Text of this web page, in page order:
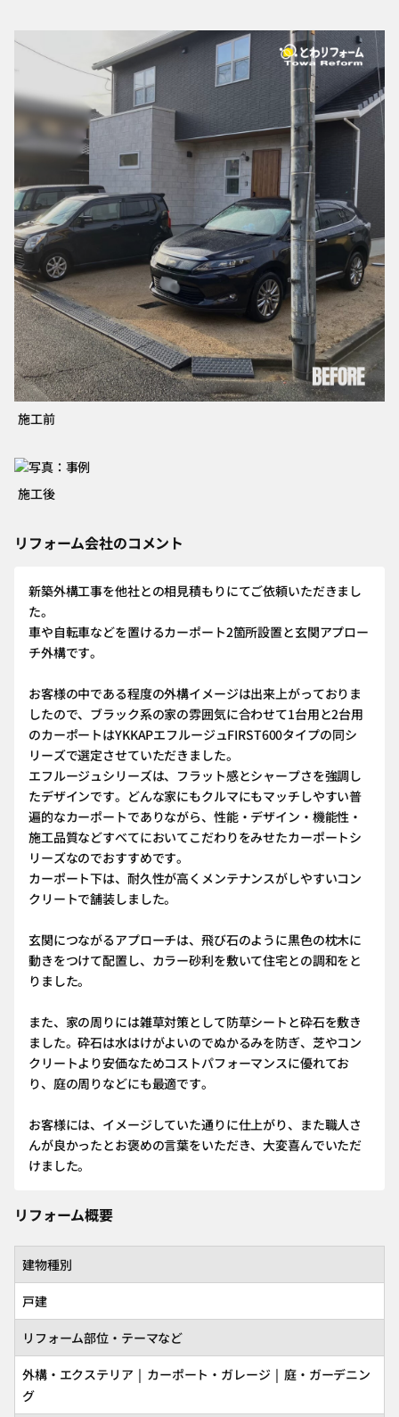
施工前
施工後
リフォーム会社のコメント
新築外構工事を他社との相見積もりにてご依頼いただきまし
た。
車や自転車などを置けるカーポート2箇所設置と玄関アプロー
チ外構です。
お客様の中である程度の外構イメージは出来上がっておりま
したので、ブラック系の家の雰囲気に合わせて1台用と2台用
のカーポートはYKKAPエフルージュFIRST600タイプの同シ
リーズで選定させていただきました。
エフルージュシリーズは、フラット感とシャープさを強調し
たデザインです。どんな家にもクルマにもマッチしやすい普
遍的なカーポートでありながら、性能・デザイン・機能性・
施工品質などすべてにおいてこだわりをみせたカーポートシ
リーズなのでおすすめです。
カーポート下は、耐久性が高くメンテナンスがしやすいコン
クリートで舗装しました。
玄関につながるアプローチは、飛び石のように黒色の枕木に
動きをつけて配置し、カラー砂利を敷いて住宅との調和をと
りました。
また、家の周りには雑草対策として防草シートと砕石を敷き
ました。砕石は水はけがよいのでぬかるみを防ぎ、芝やコン
クリートより安価なためコストパフォーマンスに優れてお
り、庭の周りなどにも最適です。
お客様には、イメージしていた通りに仕上がり、また職人さ
んが良かったとお褒めの言葉をいただき、大変喜んでいただ
けました。
リフォーム概要
建物種別
戸建
リフォーム部位・テーマなど
外構・エクステリア | カーポート・ガレージ | 庭・ガーデニン
グ